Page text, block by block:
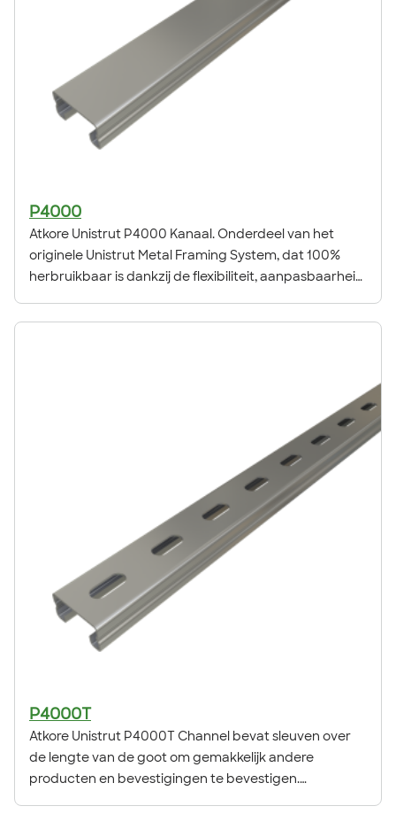
P4000
Atkore Unistrut P4000 Kanaal. Onderdeel van het
originele Unistrut Metal Framing System, dat 100%
herbruikbaar is dankzij de flexibiliteit, aanpasbaarheid
P4000T
Atkore Unistrut P4000T Channel bevat sleuven over
de lengte van de goot om gemakkelijk andere
producten en bevestigingen te bevestigen.